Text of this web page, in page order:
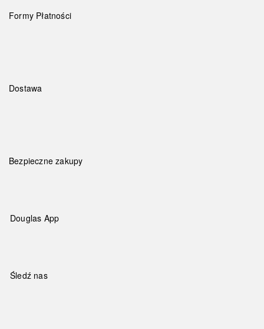
Formy Płatności
Dostawa
Bezpieczne zakupy
Douglas App
Śledź nas